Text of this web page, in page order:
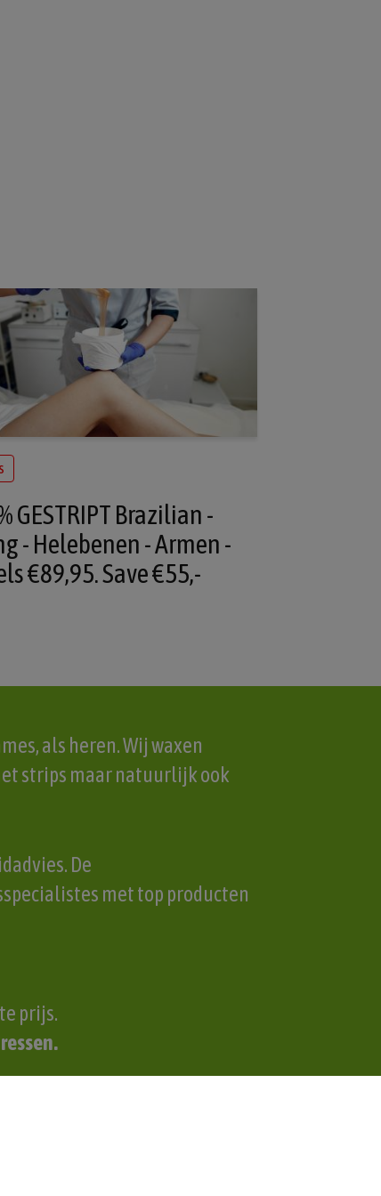
GESTRIPT Brazilian -
- Helebenen - Armen -
€89,95. Save €55,-
als heren. Wij waxen
strips maar natuurlijk ook
De
met top producten
prijs.